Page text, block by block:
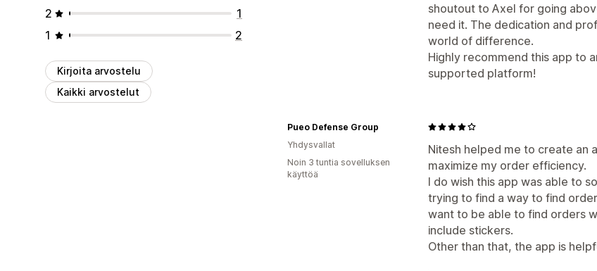
2
1
1
2
Kirjoita arvostelu
Kaikki arvostelut
shoutout to Axel for going
need it. The dedication and
world of difference.
Highly recommend this app to
supported platform!
Nitesh helped me to create an
maximize my order efficiency.
I do wish this app was able to
trying to find a way to find
want to be able to find orders
include stickers.
Other than that, the app is
Pueo Defense Group
Yhdysvallat
Noin 3 tuntia sovelluksen
käyttöä